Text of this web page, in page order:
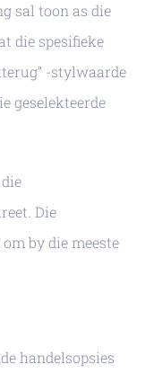
sal toon as die
die spesifieke
-stylwaarde
geselekteerde
Die
by die meeste
handelsopsies